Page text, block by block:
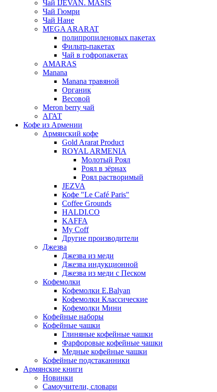
Чай IJEVAN. MASIS
Чай Гюмри
Чай Нане
MEGA ARARAT
полипропиленовых пакетах
Фильтр-пакетах
Чай в гофропакетах
AMARAS
Manana
Manana травяной
Органик
Весовой
Meron berry чай
АГАТ
Кофе из Армении
Армянский кофе
Gold Ararat Product
ROYAL ARMENIA
Молотый Роял
Роял в зёрнах
Роял растворимый
JEZVA
Кофе "Le Café Paris"
Coffee Grounds
HALDI.CO
KAFFA
My Coff
Другие производители
Джезва
Джезва из меди
Джезва индукционной
Джезва из меди с Песком
Кофемолки
Кофемолки E.Balyan
Кофемолки Классические
Кофемолки Мини
Кофейные наборы
Кофейные чашки
Глиняные кофейные чашки
Фарфоровые кофейные чашки
Медные кофейные чашки
Кофейные подстаканники
Армянские книги
Новинки
Самоучители, словари